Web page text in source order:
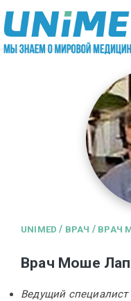
Перейти к
UNIMED / ВРАЧ / ВРАЧ
Врач Моше
Ведущий